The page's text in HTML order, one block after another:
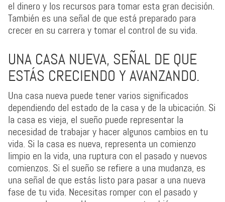
el dinero y los recursos para tomar esta gran decisión.
También es una señal de que está preparado para
crecer en su carrera y tomar el control de su vida.
UNA CASA NUEVA, SEÑAL DE QUE
ESTÁS CRECIENDO Y AVANZANDO.
Una casa nueva puede tener varios significados
dependiendo del estado de la casa y de la ubicación. Si
la casa es vieja, el sueño puede representar la
necesidad de trabajar y hacer algunos cambios en tu
vida. Si la casa es nueva, representa un comienzo
limpio en la vida, una ruptura con el pasado y nuevos
comienzos. Si el sueño se refiere a una mudanza, es
una señal de que estás listo para pasar a una nueva
fase de tu vida. Necesitas romper con el pasado y